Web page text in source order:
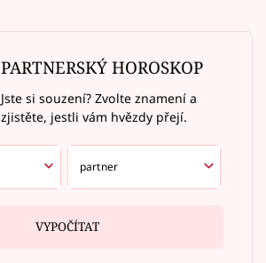
PARTNERSKÝ HOROSKOP
Jste si souzení? Zvolte znamení a
zjistěte, jestli vám hvězdy přejí.
VYPOČÍTAT